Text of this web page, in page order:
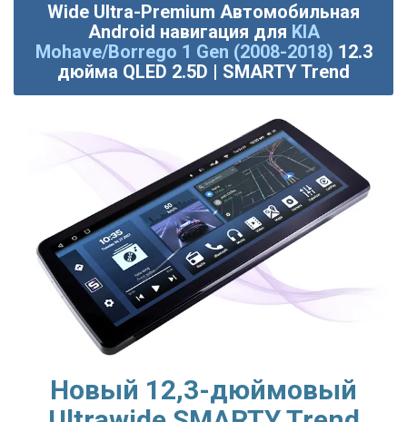
Wide Ultra-Premium Автомобильная
Android навигация для KIA
Mohave/Borrego 1 Gen (2008-2018) 12.3
дюйма QLED 2.5D | SMARTY Trend
Новый 12,3-дюймовый